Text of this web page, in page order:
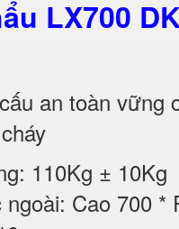
LX700
an toàn vững
110Kg ± 10Kg
Cao 700 *